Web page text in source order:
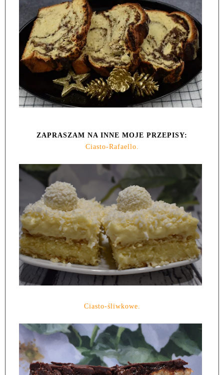
ZAPRASZAM NA INNE MOJE PRZEPISY:
Ciasto-Rafaello.
Ciasto-śliwkowe.